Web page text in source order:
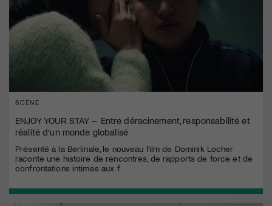
SCÈNE
ENJOY YOUR STAY – Entre déracinement, responsabilité et
réalité d’un monde globalisé
Présenté à la Berlinale, le nouveau film de Dominik Locher
raconte une histoire de rencontres, de rapports de force et de
confrontations intimes aux f